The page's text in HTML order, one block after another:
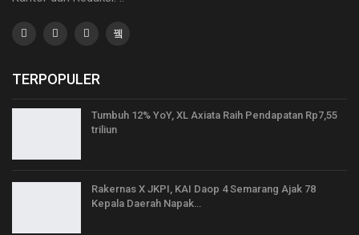
TERPOPULER
Tumbuh 12% YoY, XL Axiata Raih Pendapatan Rp7,55
triliun
Rakernas X JKPI, KAI Daop 4 Semarang Ajak 78
Kepala Daerah Napak…